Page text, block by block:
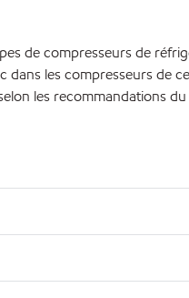
de compresseurs de
les compresseurs de
les recommandations